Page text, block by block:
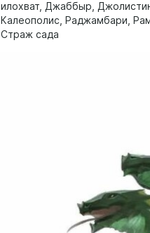
илохват, Джаббыр,
Калеополис, Раджамбари,
Страж сада